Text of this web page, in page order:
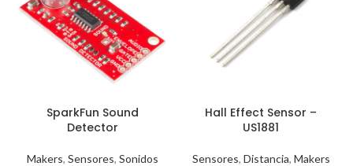
SparkFun Sound
Detector
Makers, Sensores, Sonidos
Hall Effect Sensor –
US1881
Sensores, Distancia, Makers